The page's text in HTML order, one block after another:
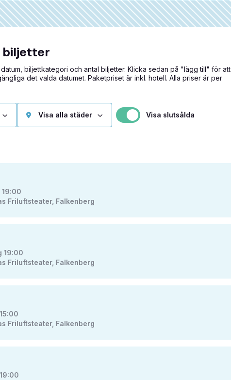
biljetter
biljettkategori och antal biljetter. Klicka sedan på "lägg till" för att
det valda datumet. Paketpriset är inkl. hotell. Alla priser är per
Visa slutsålda
19:00
Friluftsteater, Falkenberg
19:00
Friluftsteater, Falkenberg
Friluftsteater, Falkenberg